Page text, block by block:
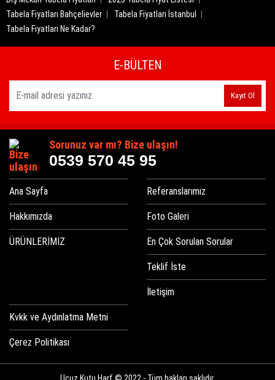
Tabela Fiyatları Bahçelievler
Tabela Fiyatları İstanbul
Tabela Fiyatları Ne Kadar?
E-BÜLTEN
Kayıt Ol
Sorunuz var mı? Bize ulaşın!
0539 570 45 95
Ana Sayfa
Hakkımızda
ÜRÜNLERİMİZ
Referanslarımız
Foto Galeri
En Çok Sorulan Sorular
Teklif İste
İletişim
Kvkk ve Aydınlatma Metni
Çerez Politikası